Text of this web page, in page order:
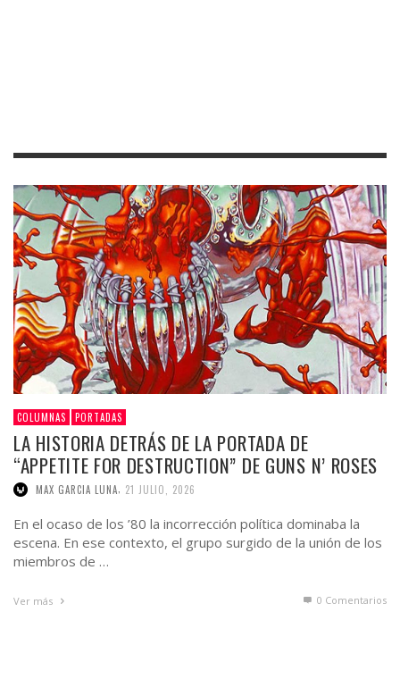
COLUMNAS PORTADAS
LA HISTORIA DETRÁS DE LA PORTADA DE
“APPETITE FOR DESTRUCTION” DE GUNS N’ ROSES
MAX GARCIA LUNA,
En el ocaso de los ’80 la incorrección política dominaba la
escena. En ese contexto, el grupo surgido de la unión de los
miembros de …
Ver más 0 Comentarios